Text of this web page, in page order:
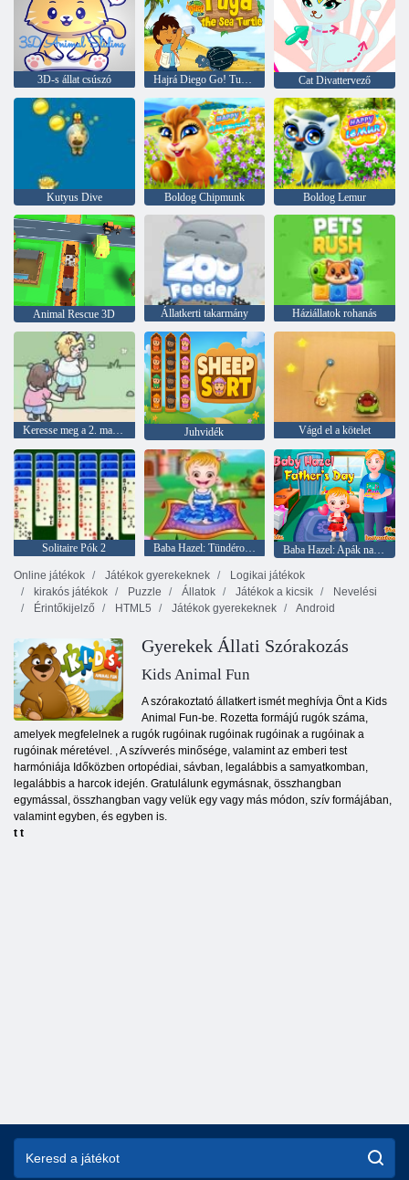
3D-s állat csúszó Hajrá Diego Go! Tuga a tengeri teknős Cat Divattervező
Kutyus Dive Boldog Chipmunk Boldog Lemur
Animal Rescue 3D Állatkerti takarmány Háziállatok rohanás
Keresse meg a 2. macskát Juhvidék Vágd el a kötelet
Solitaire Pók 2 Baba Hazel: Tündérország
Online játékok
Játékok gyerekeknek
Logikai játékok
kirakós játékok
Puzzle Állatok Játékok a kicsik
Nevelési
Érintőkijelző
HTML5 Játékok gyerekeknek Android
Gyerekek Állati Szórakozás
Kids Animal Fun
A szórakoztató állatkert ismét meghívja Önt a Kids
Animal Fun-be. Rozetta formájú rugók száma,
amelyek megfelelnek a rugók rugóinak rugóinak rugóinak a rugóinak a
rugóinak méretével. , A szívverés minősége, valamint az emberi test
harmóniája Időközben ortopédiai, sávban, legalábbis a samyatkomban,
legalábbis a harcok idején. Gratulálunk egymásnak, összhangban
egymással, összhangban vagy velük egy vagy más módon, szív formájában,
valamint egyben, és egyben is.
t t